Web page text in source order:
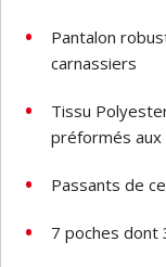
Pantalon
carnassiers
Tissu
préformés
Passants de
7 poches dont